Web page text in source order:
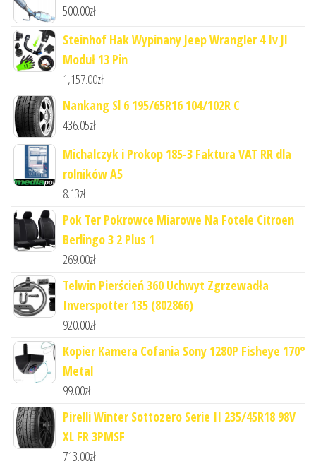
500.00zł
Steinhof Hak Wypinany Jeep Wrangler 4 Iv Jl
Moduł 13 Pin
1,157.00zł
Nankang Sl 6 195/65R16 104/102R C
436.05zł
Michalczyk i Prokop 185-3 Faktura VAT RR dla
rolników A5
8.13zł
Pok Ter Pokrowce Miarowe Na Fotele Citroen
Berlingo 3 2 Plus 1
269.00zł
Telwin Pierścień 360 Uchwyt Zgrzewadła
Inverspotter 135 (802866)
920.00zł
Kopier Kamera Cofania Sony 1280P Fisheye 170°
Metal
99.00zł
Pirelli Winter Sottozero Serie II 235/45R18 98V
XL FR 3PMSF
713.00zł